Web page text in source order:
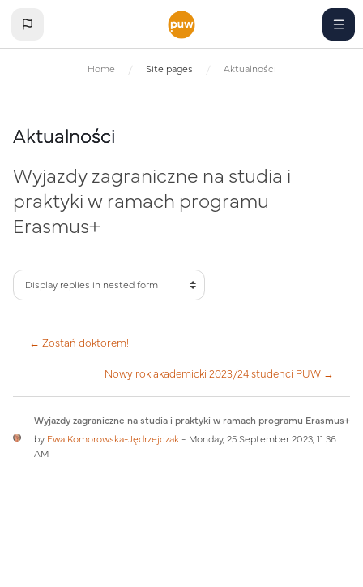
Home Site pages Aktualności
Aktualności
Wyjazdy zagraniczne na studia i
praktyki w ramach programu
Erasmus+
← Zostań doktorem!
Nowy rok akademicki 2023/24 studenci PUW →
Wyjazdy zagraniczne na studia i praktyki w ramach programu Erasmus+
by Ewa Komorowska-Jędrzejczak - Monday, 25 September 2023, 11:36
AM
Number of replies: 0